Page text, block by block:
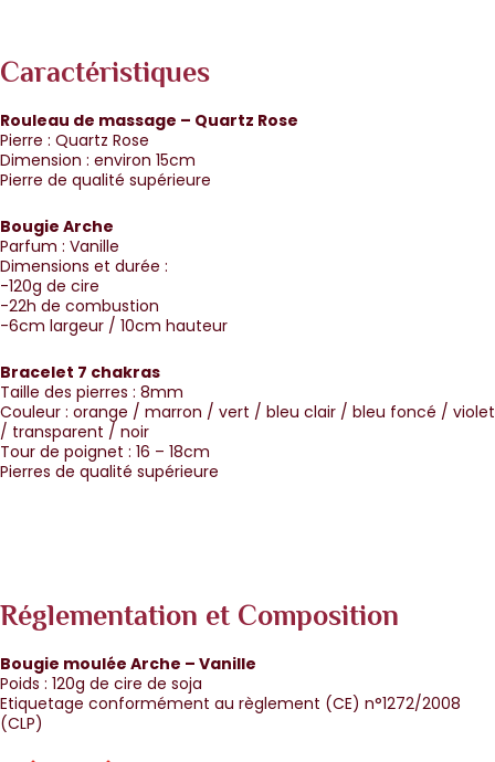
Caractéristiques
Rouleau de massage – Quartz Rose
Pierre : Quartz Rose
Dimension : environ 15cm
Pierre de qualité supérieure
Bougie Arche
Parfum : Vanille
Dimensions et durée :
-120g de cire
-22h de combustion
-6cm largeur / 10cm hauteur
Bracelet 7 chakras
Taille des pierres : 8mm
Couleur : orange / marron / vert / bleu clair / bleu foncé / violet
/ transparent / noir
Tour de poignet : 16 – 18cm
Pierres de qualité supérieure
Réglementation et Composition
Bougie moulée Arche – Vanille
Poids : 120g de cire de soja
Etiquetage conformément au règlement (CE) n°1272/2008
(CLP)